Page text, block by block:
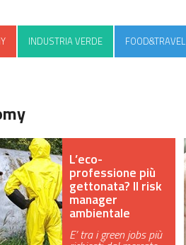
INDUSTRIA VERDE FOOD&TRAVEL
L’eco-
professione più
gettonata? Il risk
manager
ambientale
E’ tra i green jobs più